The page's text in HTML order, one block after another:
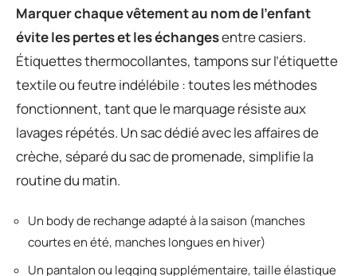
Marquer chaque vêtement au nom de l’enfant
évite les pertes et les échangesentre casiers.
Étiquettes thermocollantes, tampons sur l’étiquette
textile ou feutre indélébile : toutes les méthodes
fonctionnent, tant que le marquage résiste aux
lavages répétés. Un sac dédié avec les affaires de
crèche, séparé du sac de promenade, simplifie la
routine du matin.
Un body de rechange adapté à la saison (manches
courtes en été, manches longues en hiver)
Un pantalon ou legging supplémentaire, taille élastique